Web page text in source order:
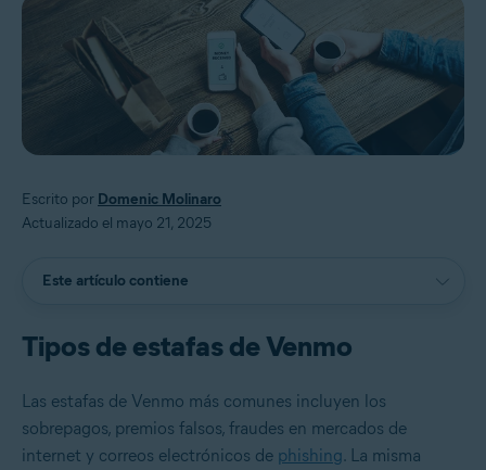
Escrito por Domenic Molinaro
Actualizado el mayo 21, 2025
Este artículo contiene
Tipos de estafas de Venmo
Las estafas de Venmo más comunes incluyen los
sobrepagos, premios falsos, fraudes en mercados de
internet y correos electrónicos de phishing. La misma